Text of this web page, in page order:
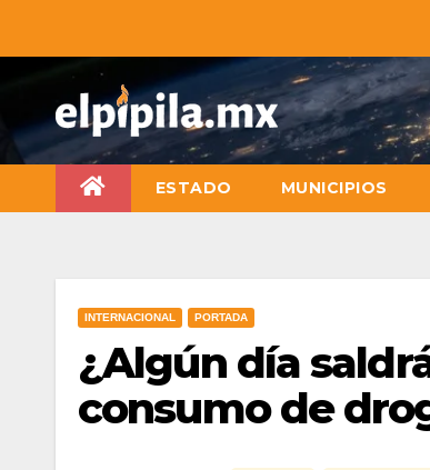
ESTADO MUNICIPIOS
INTERNACIONAL PORTADA
¿Algún día
consumo de